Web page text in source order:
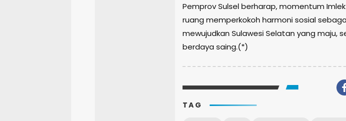
Pemprov Sulsel berharap, momentum
ruang memperkokoh harmoni sosial
mewujudkan Sulawesi Selatan yang maju,
berdaya saing.(*)
TAG